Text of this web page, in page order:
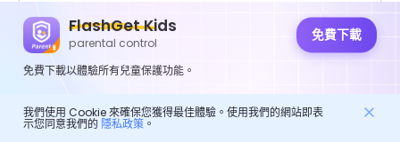
FlashGet Kids
parental control 免費下載
免費下載以體驗所有兒童保護功能。
我們使用 Cookie 來確保您獲得最佳體驗。使用我們的網站即表
示您同意我們的 隱私政策。